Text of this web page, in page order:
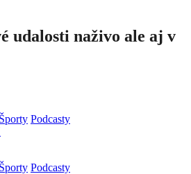
udalosti naživo ale aj v
Športy Podcasty
Športy Podcasty